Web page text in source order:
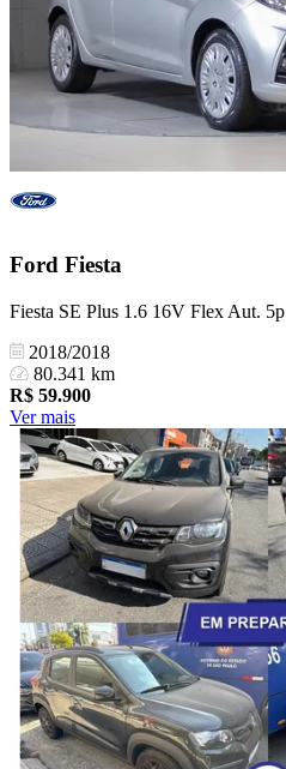
Ford Fiesta
Fiesta SE Plus 1.6 16V Flex Aut. 5p
2018/2018
80.341 km
R$ 59.900
Ver mais